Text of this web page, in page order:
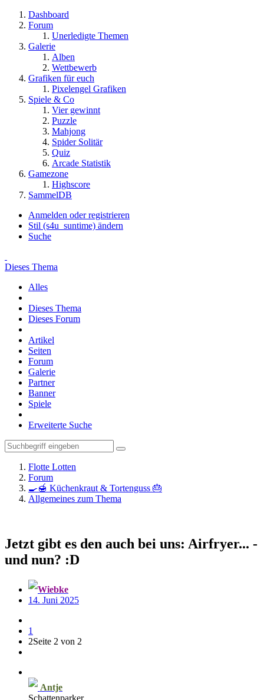
Dashboard
Forum
Unerledigte Themen
Galerie
Alben
Wettbewerb
Grafiken für euch
Pixelengel Grafiken
Spiele & Co
Vier gewinnt
Puzzle
Mahjong
Spider Solitär
Quiz
Arcade Statistik
Gamezone
Highscore
SammelDB
Anmelden oder registrieren
Stil (s4u_suntime) ändern
Suche
Dieses Thema
Alles
Dieses Thema
Dieses Forum
Artikel
Seiten
Forum
Galerie
Partner
Banner
Spiele
Erweiterte Suche
Flotte Lotten
Forum
🍳🍯 Küchenkraut & Tortenguss 🎂
Allgemeines zum Thema
Jetzt gibt es den auch bei uns: Airfryer... -
und nun? :D
Wiebke
14. Juni 2025
1
2Seite 2 von 2
Antje
Schattenparker